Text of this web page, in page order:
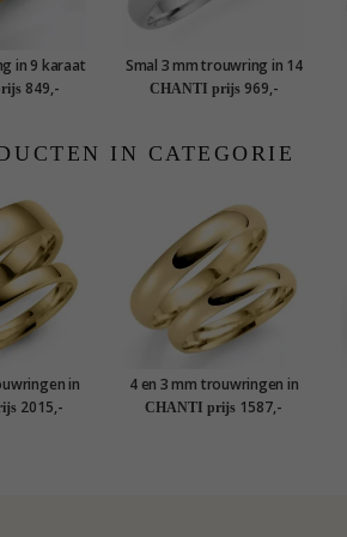
in 9 karaat
ct
849,-
Smal 3 mm trouwring in 14
karaat witgoud
CHANTI prijs 969,-
IN CATEGORIE
in
- set
2015,-
4 en 3 mm trouwringen in
14 karaat goud - set
CHANTI prijs 1587,-